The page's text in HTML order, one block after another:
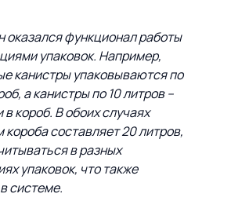
оказался функционал работы
упаковок. Например,
канистры упаковываются по
а канистры по 10 литров –
в короб. В обоих случаях
составляет 20 литров,
в разных
упаковок, что также
системе.